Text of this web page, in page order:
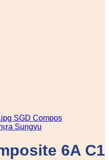
Sungyu
6A C1